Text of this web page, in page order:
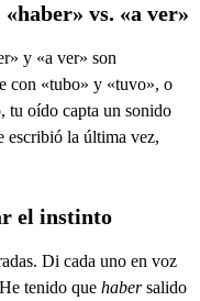
vs. «a ver»
y «a ver» son
con «tubo» y «tuvo», o
tu oído capta un sonido
escribió la última vez,
el instinto
Di cada uno en voz
tenido que habersalido